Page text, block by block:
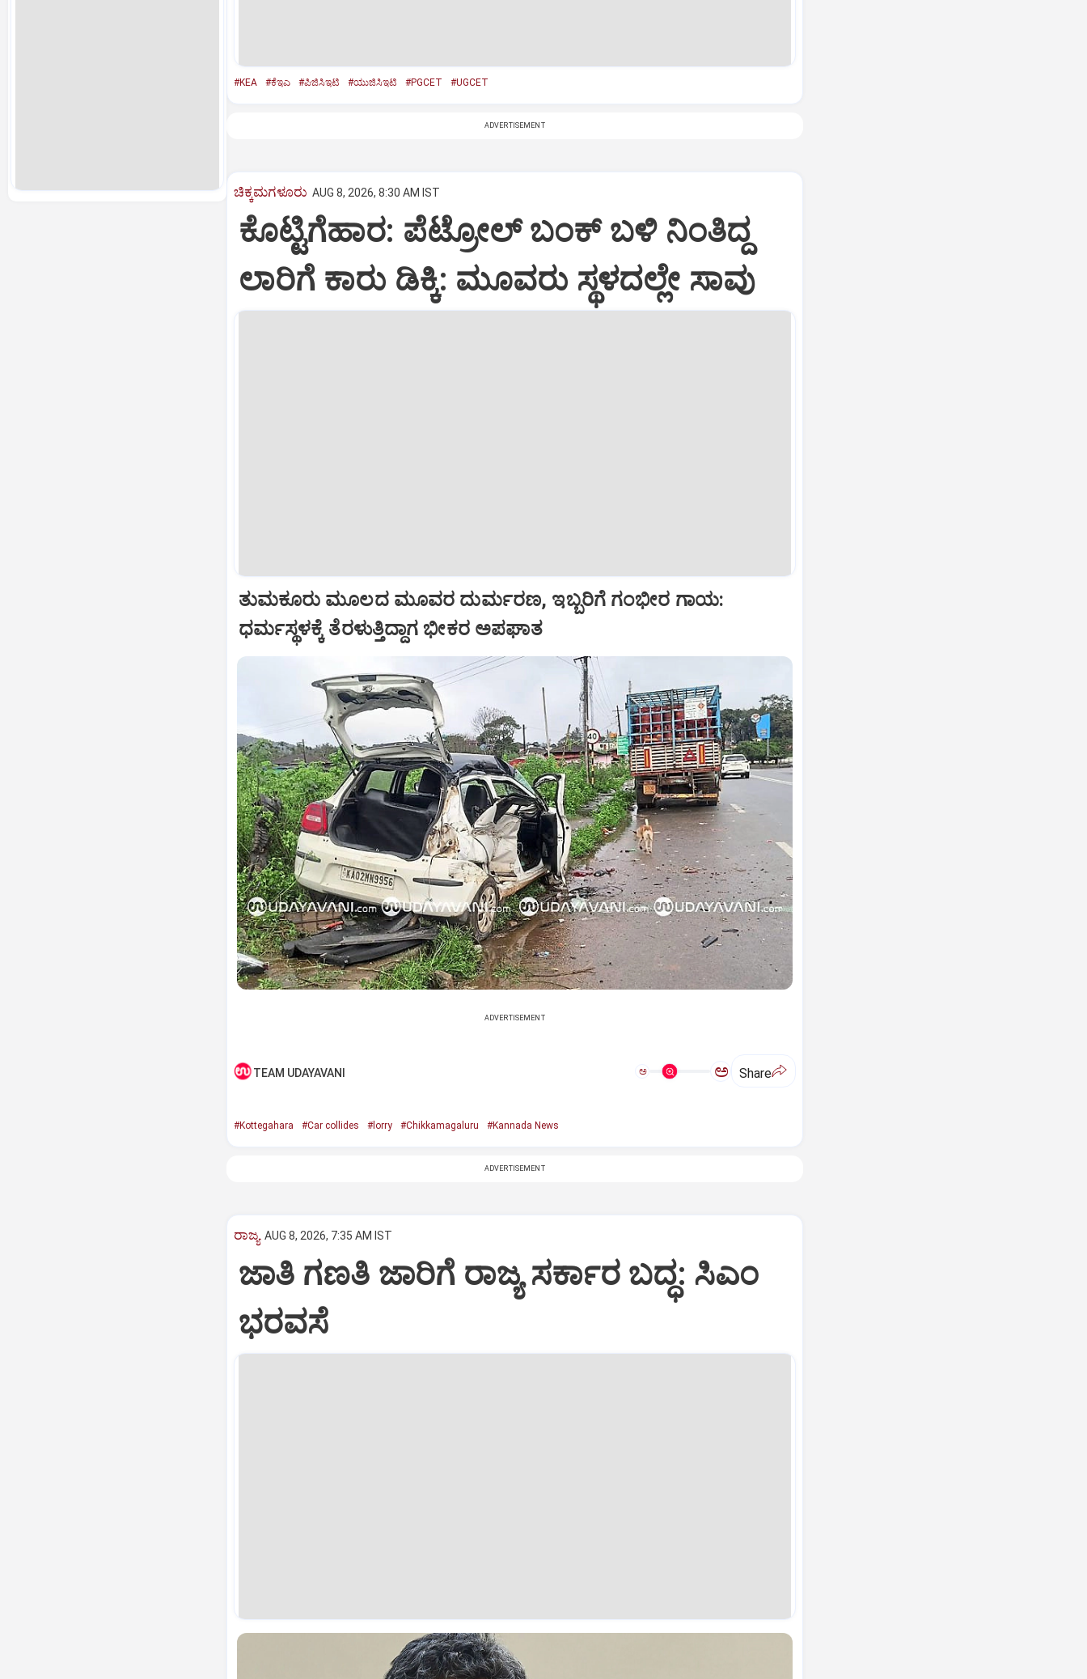
#KEA #ಕೆಇಎ #ಪಿಜಿಸಿಇಟಿ #ಯುಜಿಸಿಇಟಿ #PGCET #UGCET
ADVERTISEMENT
ಚಿಕ್ಕಮಗಳೂರು AUG 8, 2026, 8:30 AM IST
ಕೊಟ್ಟಿಗೆಹಾರ: ಪೆಟ್ರೋಲ್ ಬಂಕ್ ಬಳಿ ನಿಂತಿದ್ದ
ಲಾರಿಗೆ ಕಾರು ಡಿಕ್ಕಿ: ಮೂವರು ಸ್ಥಳದಲ್ಲೇ ಸಾವು
ತುಮಕೂರು ಮೂಲದ ಮೂವರ ದುರ್ಮರಣ, ಇಬ್ಬರಿಗೆ ಗಂಭೀರ ಗಾಯ:
ಧರ್ಮಸ್ಥಳಕ್ಕೆ ತೆರಳುತ್ತಿದ್ದಾಗ ಭೀಕರ ಅಪಘಾತ
ADVERTISEMENT
TEAM UDAYAVANI ಅ ಅ Share
#Kottegahara #Car collides #lorry #Chikkamagaluru #Kannada News
ADVERTISEMENT
ರಾಜ್ಯ AUG 8, 2026, 7:35 AM IST
ಜಾತಿ ಗಣತಿ ಜಾರಿಗೆ ರಾಜ್ಯ ಸರ್ಕಾರ ಬದ್ಧ: ಸಿಎಂ
ಭರವಸೆ